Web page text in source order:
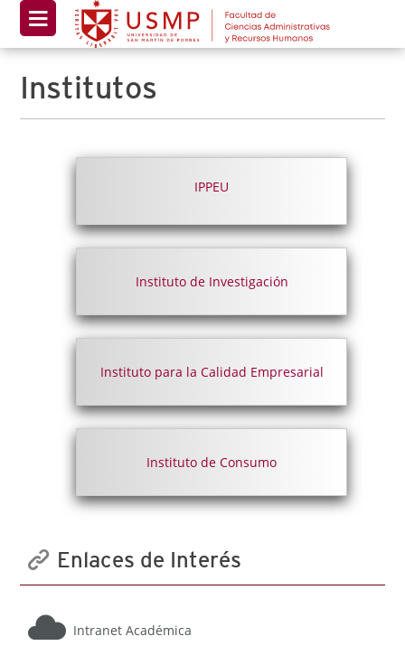
Institutos
IPPEU
Instituto de Investigación
Instituto para la Calidad Empresarial
Instituto de Consumo
Enlaces de Interés
Intranet Académica